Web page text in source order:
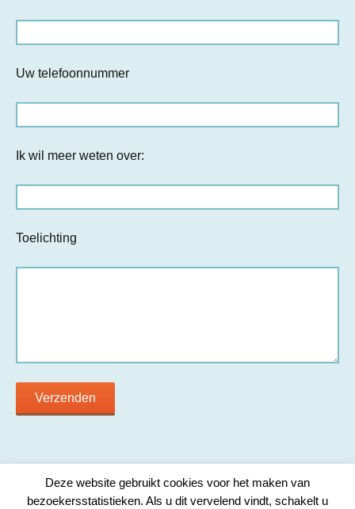
Uw telefoonnummer
Ik wil meer weten over:
Toelichting
Deze website gebruikt cookies voor het maken van
bezoekersstatistieken. Als u dit vervelend vindt, schakelt u